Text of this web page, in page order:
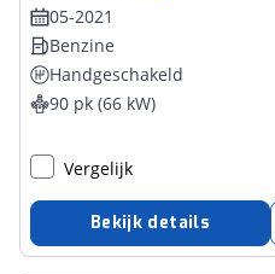
05-2021
Benzine
Handgeschakeld
90 pk (66 kW)
Vergelijk
Bekijk details